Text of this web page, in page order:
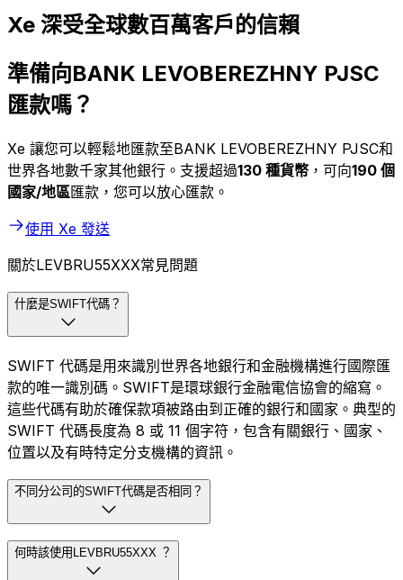
Xe 深受全球數百萬客戶的信賴
準備向BANK LEVOBEREZHNY PJSC
匯款嗎？
Xe 讓您可以輕鬆地匯款至BANK LEVOBEREZHNY PJSC和
世界各地數千家其他銀行。支援超過130 種貨幣 ，可向190 個
國家/地區匯款，您可以放心匯款。
使用 Xe 發送
關於LEVBRU55XXX常見問題
什麼是SWIFT代碼？
SWIFT 代碼是用來識別世界各地銀行和金融機構進行國際匯
款的唯一識別碼。SWIFT是環球銀行金融電信協會的縮寫。
這些代碼有助於確保款項被路由到正確的銀行和國家。典型的
SWIFT 代碼長度為 8 或 11 個字符，包含有關銀行、國家、
位置以及有時特定分支機構的資訊。
不同分公司的SWIFT代碼是否相同？
何時該使用LEVBRU55XXX ？